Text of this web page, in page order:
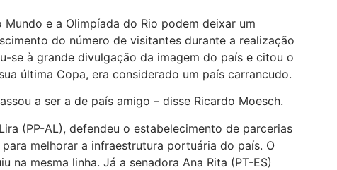
e a Olimpíada do Rio podem deixar um
do número de visitantes durante a realização
se à grande divulgação da imagem do país e citou o
última Copa, era considerado um país carrancudo.
a ser a de país amigo – disse Ricardo Moesch.
(PP-AL), defendeu o estabelecimento de parcerias
melhorar a infraestrutura portuária do país. O
na mesma linha. Já a senadora Ana Rita (PT-ES)